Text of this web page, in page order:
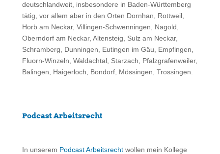
deutschlandweit, insbesondere in Baden-Württemberg
tätig, vor allem aber in den Orten Dornhan, Rottweil,
Horb am Neckar, Villingen-Schwenningen, Nagold,
Oberndorf am Neckar, Altensteig, Sulz am Neckar,
Schramberg, Dunningen, Eutingen im Gäu, Empfingen,
Fluorn-Winzeln, Waldachtal, Starzach, Pfalzgrafenweiler,
Balingen, Haigerloch, Bondorf, Mössingen, Trossingen.
Podcast Arbeitsrecht
In unserem Podcast Arbeitsrechtwollen mein Kollege